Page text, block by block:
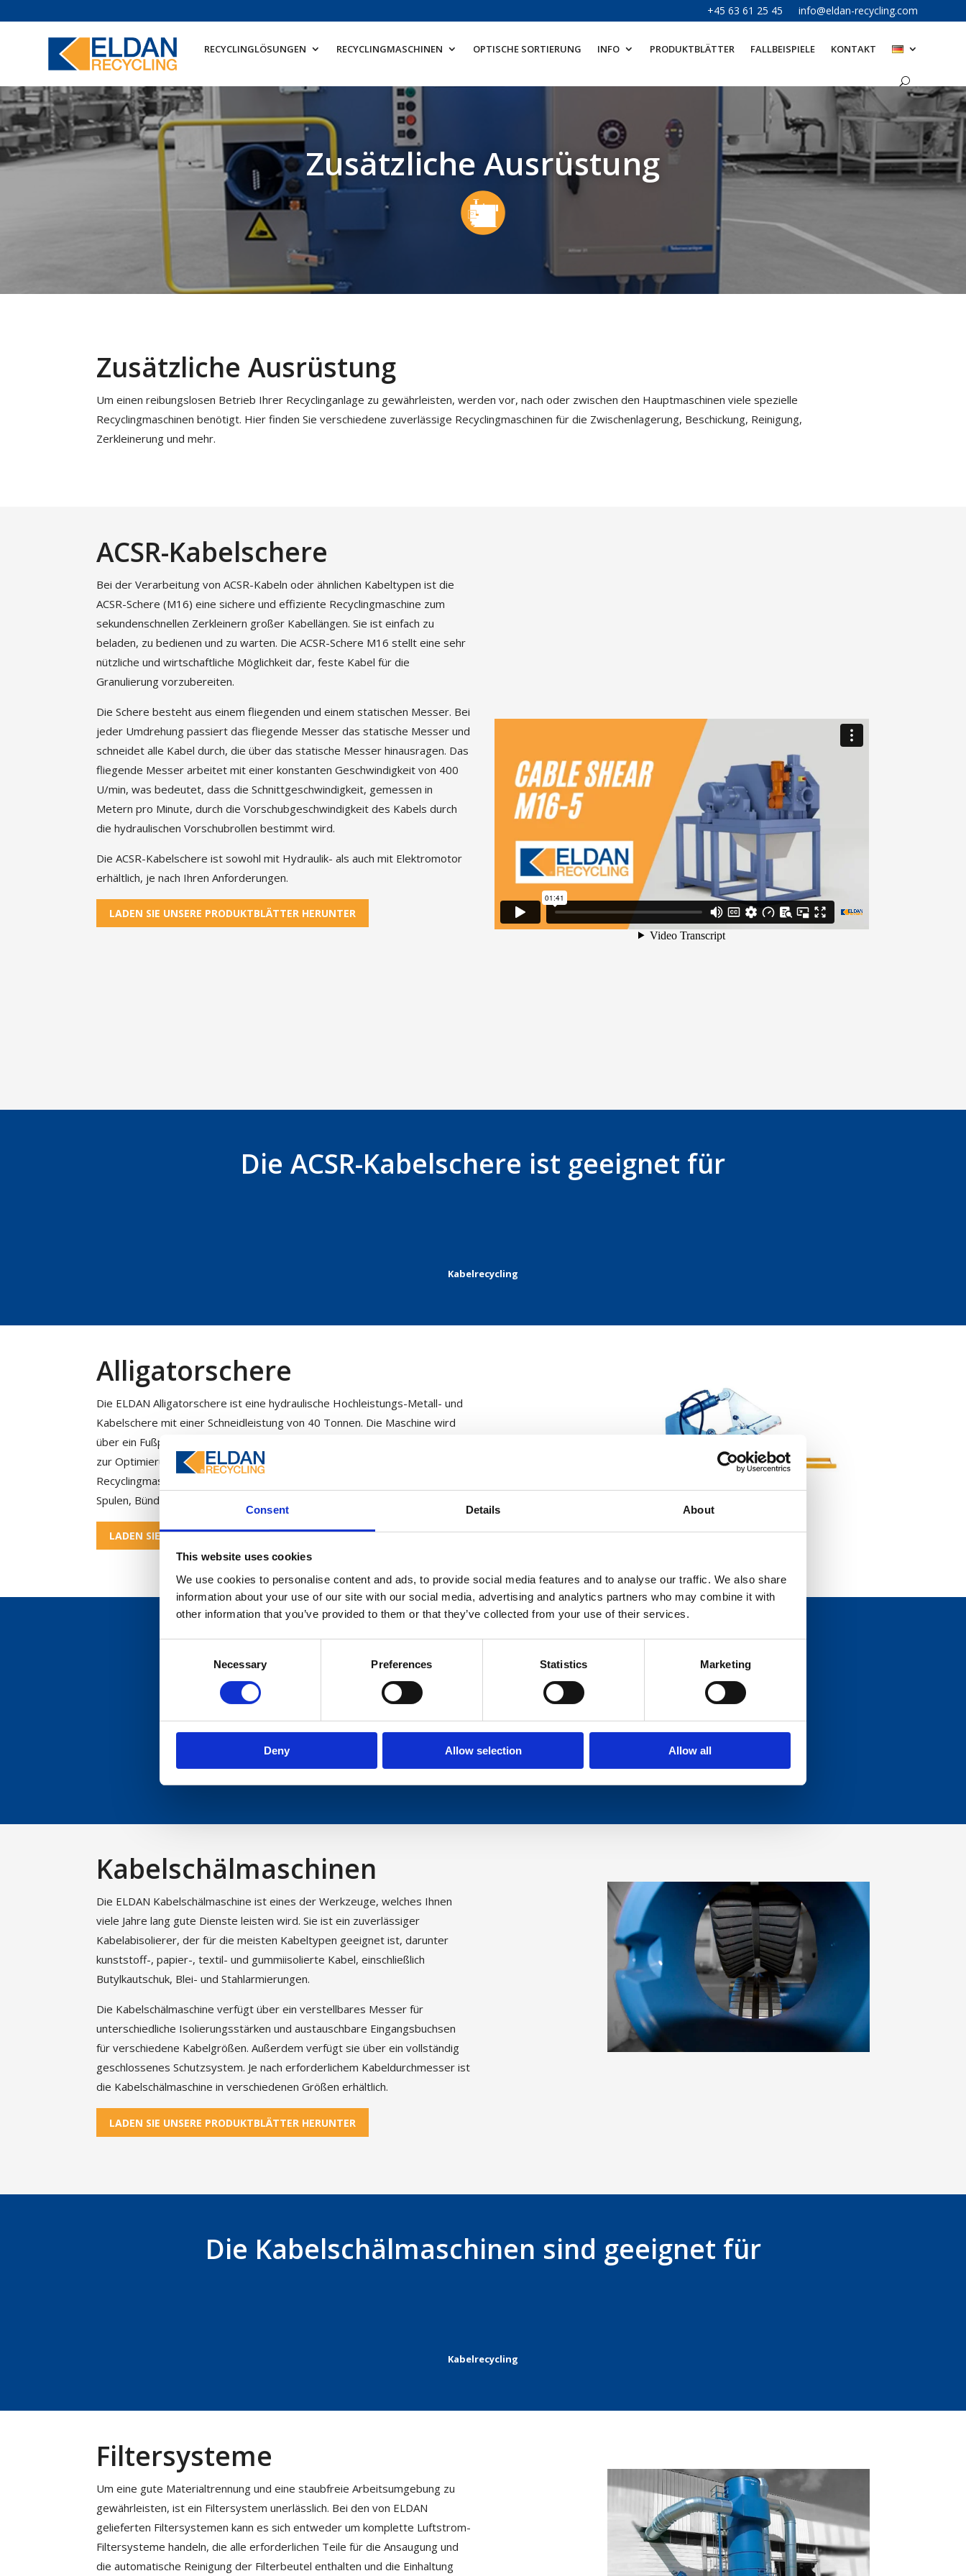
Consent Details About
This website uses cookies
We use cookies to personalise content and ads, to provide social media features and to analyse our traffic. We also share
information about your use of our site with our social media, advertising and analytics partners who may combine it with
other information that you’ve provided to them or that they’ve collected from your use of their services.
Necessary Preferences Statistics Marketing
Deny Allow selection Allow all
+45 63 61 25 45 info@eldan-recycling.com
RECYCLINGLÖSUNGEN RECYCLINGMASCHINEN OPTISCHE SORTIERUNG INFO PRODUKTBLÄTTER FALLBEISPIELE KONTAKT
Zusätzliche Ausrüstung
Zusätzliche Ausrüstung
Um einen reibungslosen Betrieb Ihrer Recyclinganlage zu gewährleisten, werden vor, nach oder zwischen den Hauptmaschinen viele spezielle
Recyclingmaschinen benötigt. Hier finden Sie verschiedene zuverlässige Recyclingmaschinen für die Zwischenlagerung, Beschickung, Reinigung,
Zerkleinerung und mehr.
ACSR-Kabelschere
Bei der Verarbeitung von ACSR-Kabeln oder ähnlichen Kabeltypen ist die
ACSR-Schere (M16) eine sichere und effiziente Recyclingmaschine zum
sekundenschnellen Zerkleinern großer Kabellängen. Sie ist einfach zu
beladen, zu bedienen und zu warten. Die ACSR-Schere M16 stellt eine sehr
nützliche und wirtschaftliche Möglichkeit dar, feste Kabel für die
Granulierung vorzubereiten.
Die Schere besteht aus einem fliegenden und einem statischen Messer. Bei
jeder Umdrehung passiert das fliegende Messer das statische Messer und
schneidet alle Kabel durch, die über das statische Messer hinausragen. Das
fliegende Messer arbeitet mit einer konstanten Geschwindigkeit von 400
U/min, was bedeutet, dass die Schnittgeschwindigkeit, gemessen in
Metern pro Minute, durch die Vorschubgeschwindigkeit des Kabels durch
die hydraulischen Vorschubrollen bestimmt wird.
Die ACSR-Kabelschere ist sowohl mit Hydraulik- als auch mit Elektromotor
erhältlich, je nach Ihren Anforderungen.
LADEN SIE UNSERE PRODUKTBLÄTTER HERUNTER
Die ACSR-Kabelschere ist geeignet für
Kabelrecycling
Alligatorschere
Die ELDAN Alligatorschere ist eine hydraulische Hochleistungs-Metall- und
Kabelschere mit einer Schneidleistung von 40 Tonnen. Die Maschine wird
über ein Fußpedal bedient und verfügt über eine einstellbare Spaltöffnung
zur Optimierung des Schneidens. Sie ist eine leistungsstarke
Recyclingmaschine für die Zerkleinerung von Kabeln, Stangen, Stäben,
Spulen, Bündeln usw. vor dem Recycling.
LADEN SIE UNSERE PRODUKTBLÄTTER HERUNTER
Die Alligatorschere ist geeignet für
ng
Kabelschälmaschinen
Die ELDAN Kabelschälmaschine ist eines der Werkzeuge, welches Ihnen
viele Jahre lang gute Dienste leisten wird. Sie ist ein zuverlässiger
Kabelabisolierer, der für die meisten Kabeltypen geeignet ist, darunter
kunststoff-, papier-, textil- und gummiisolierte Kabel, einschließlich
Butylkautschuk, Blei- und Stahlarmierungen.
Die Kabelschälmaschine verfügt über ein verstellbares Messer für
unterschiedliche Isolierungsstärken und austauschbare Eingangsbuchsen
für verschiedene Kabelgrößen. Außerdem verfügt sie über ein vollständig
geschlossenes Schutzsystem. Je nach erforderlichem Kabeldurchmesser ist
die Kabelschälmaschine in verschiedenen Größen erhältlich.
LADEN SIE UNSERE PRODUKTBLÄTTER HERUNTER
Die Kabelschälmaschinen sind geeignet für
Kabelrecycling
Filtersysteme
Um eine gute Materialtrennung und eine staubfreie Arbeitsumgebung zu
gewährleisten, ist ein Filtersystem unerlässlich. Bei den von ELDAN
gelieferten Filtersystemen kann es sich entweder um komplette Luftstrom-
Filtersysteme handeln, die alle erforderlichen Teile für die Ansaugung und
die automatische Reinigung der Filterbeutel enthalten und die Einhaltung